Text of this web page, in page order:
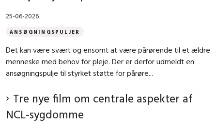
25-06-2026
ANSØGNINGSPULJER
Det kan være svært og ensomt at være pårørende til et ældre
menneske med behov for pleje. Der er derfor udmeldt en
ansøgningspulje til styrket støtte for pårøre...
Tre nye film om centrale aspekter af
NCL-sygdomme